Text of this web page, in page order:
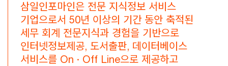
삼일인포마인은 전문 지식정보 서비스
기업으로서 50년 이상의 기간 동안 축적된
세무 회계 전문지식과 경험을 기반으로
인터넷정보제공, 도서출판, 데이터베이스
서비스를 On · Off Line으로 제공하고